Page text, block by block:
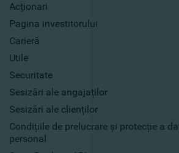
Acţionari
Pagina investitorului
Carieră
Utile
Securitate
Sesizări ale angajaților
Sesizări ale clienților
Condițiile de prelucrare și protecție a
personal